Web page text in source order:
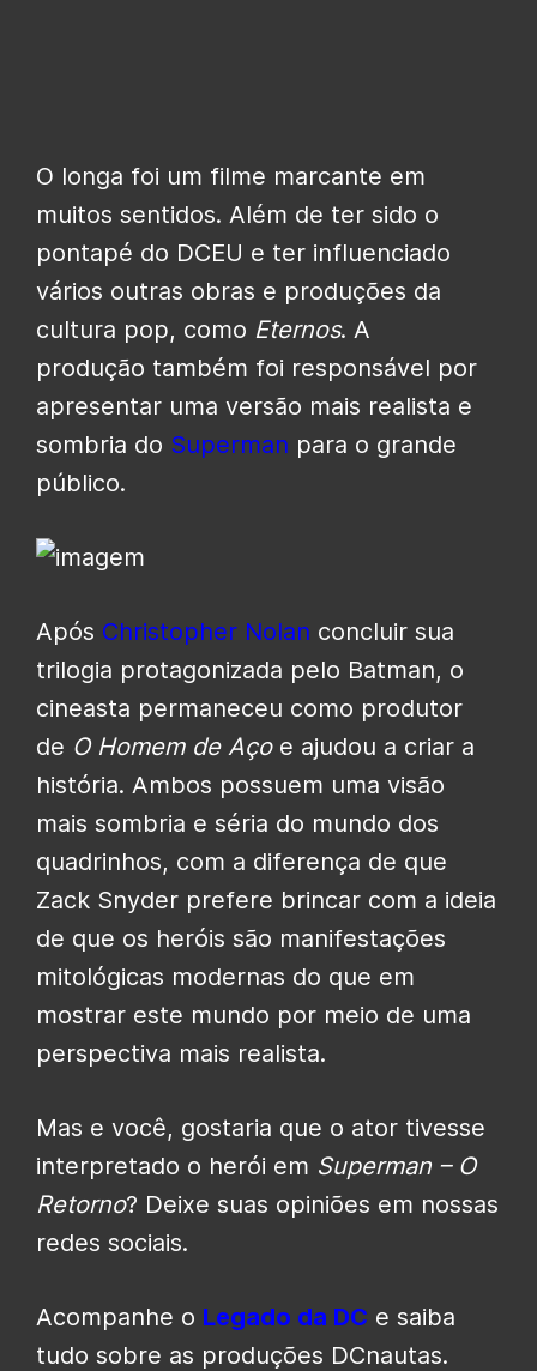
O longa foi um filme marcante em
muitos sentidos. Além de ter sido o
pontapé do DCEU e ter influenciado
vários outras obras e produções da
cultura pop, como Eternos. A
produção também foi responsável por
apresentar uma versão mais realista e
sombria do Superman para o grande
público.
Após Christopher Nolan concluir sua
trilogia protagonizada pelo Batman, o
cineasta permaneceu como produtor
de O Homem de Açoe ajudou a criar a
história. Ambos possuem uma visão
mais sombria e séria do mundo dos
quadrinhos, com a diferença de que
Zack Snyder prefere brincar com a ideia
de que os heróis são manifestações
mitológicas modernas do que em
mostrar este mundo por meio de uma
perspectiva mais realista.
Mas e você, gostaria que o ator tivesse
interpretado o herói em Superman – O
Retorno? Deixe suas opiniões em nossas
redes sociais.
Acompanhe o Legado da DC e saiba
tudo sobre as produções DCnautas.